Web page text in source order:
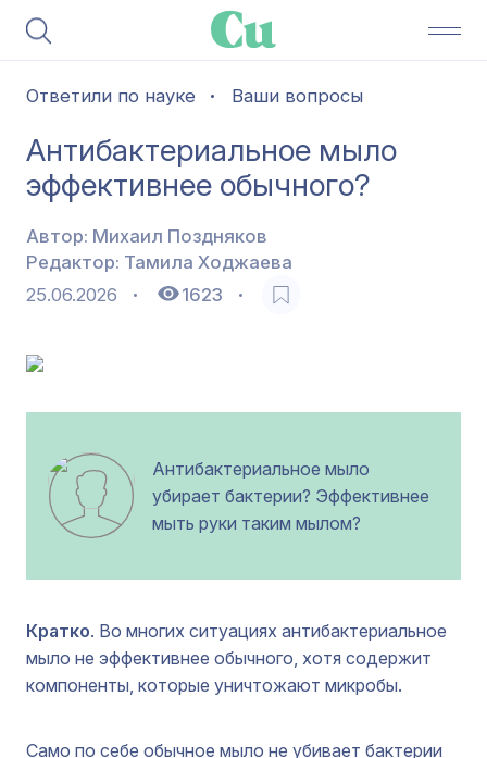
Ответили по науке Ваши вопросы
Антибактериальное мыло
эффективнее обычного?
Автор: Михаил Поздняков
Редактор: Тамила Ходжаева
25.06.2026
1623
Антибактериальное мыло
убирает бактерии? Эффективнее
мыть руки таким мылом?
Кратко. Во многих ситуациях антибактериальное
мыло не эффективнее обычного, хотя содержит
компоненты, которые уничтожают микробы.
Само по себе обычное мыло не убивает бактерии